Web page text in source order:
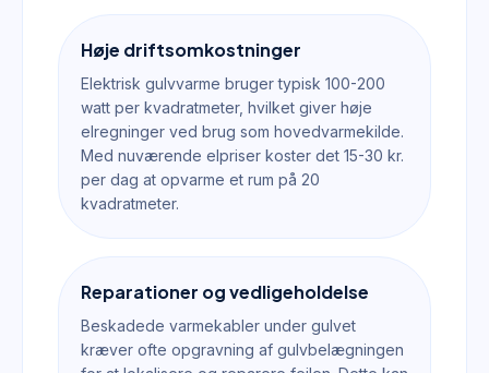
Høje driftsomkostninger
Elektrisk gulvvarme bruger typisk 100-200
watt per kvadratmeter, hvilket giver høje
elregninger ved brug som hovedvarmekilde.
Med nuværende elpriser koster det 15-30 kr.
per dag at opvarme et rum på 20
kvadratmeter.
Reparationer og vedligeholdelse
Beskadede varmekabler under gulvet
kræver ofte opgravning af gulvbelægningen